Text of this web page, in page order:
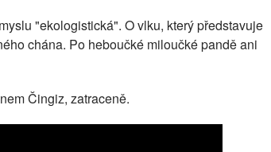
"ekologistická". O vlku, který představuje
chána. Po heboučké miloučké pandě ani
Čingiz, zatraceně.